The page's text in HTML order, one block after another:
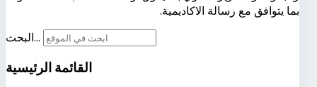
بما يتوافق مع رسالة الاكاديمية.
البحث...
القائمة الرئيسية